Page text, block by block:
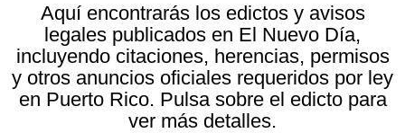
Aquí encontrarás los edictos y avisos
legales publicados en El Nuevo Día,
incluyendo citaciones, herencias, permisos
y otros anuncios oficiales requeridos por ley
en Puerto Rico. Pulsa sobre el edicto para
ver más detalles.